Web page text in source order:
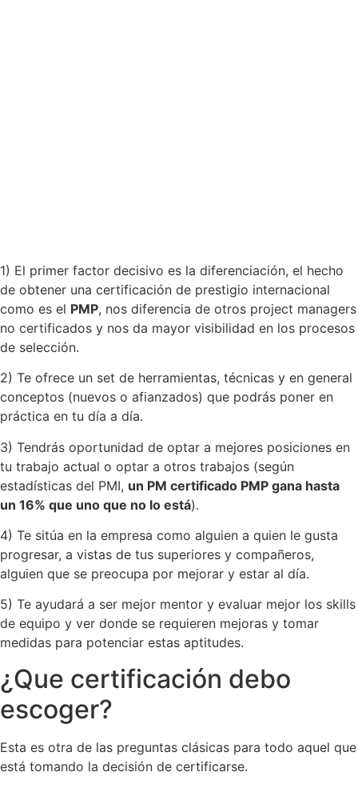
1) El primer factor decisivo es la diferenciación, el hecho
de obtener una certificación de prestigio internacional
como es el PMP, nos diferencia de otros project managers
no certificados y nos da mayor visibilidad en los procesos
de selección.
2) Te ofrece un set de herramientas, técnicas y en general
conceptos (nuevos o afianzados) que podrás poner en
práctica en tu día a día.
3) Tendrás oportunidad de optar a mejores posiciones en
tu trabajo actual o optar a otros trabajos (según
estadísticas del PMI, un PM certificado PMP gana hasta
un 16% que uno que no lo está).
4) Te sitúa en la empresa como alguien a quien le gusta
progresar, a vistas de tus superiores y compañeros,
alguien que se preocupa por mejorar y estar al día.
5) Te ayudará a ser mejor mentor y evaluar mejor los skills
de equipo y ver donde se requieren mejoras y tomar
medidas para potenciar estas aptitudes.
¿Que certificación debo
escoger?
Esta es otra de las preguntas clásicas para todo aquel que
está tomando la decisión de certificarse.